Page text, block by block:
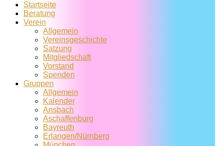
Startseite
Beratung
Verein
Allgemein
Vereins­geschichte
Satzung
Mitglied­schaft
Vorstand
Spenden
Gruppen
Allgemein
Kalender
Ansbach
Aschaffenburg
Bayreuth
Erlangen/Nürnberg